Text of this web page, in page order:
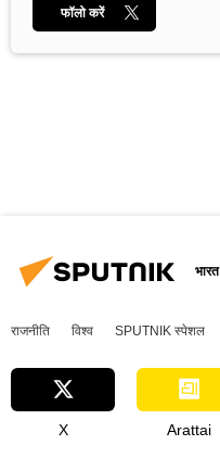
फॉलो करें
भारत
राजनीति विश्व SPUTNIK स्पेशल
X Arattai